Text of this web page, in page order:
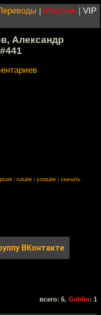
| Магазин | VIP
Александр
rutube youtube скачать
ВКонтакте
всего: 6, Goblin: 1